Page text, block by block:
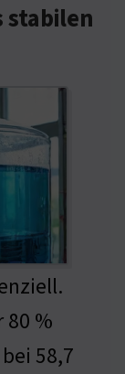
stabilen
%
58,7